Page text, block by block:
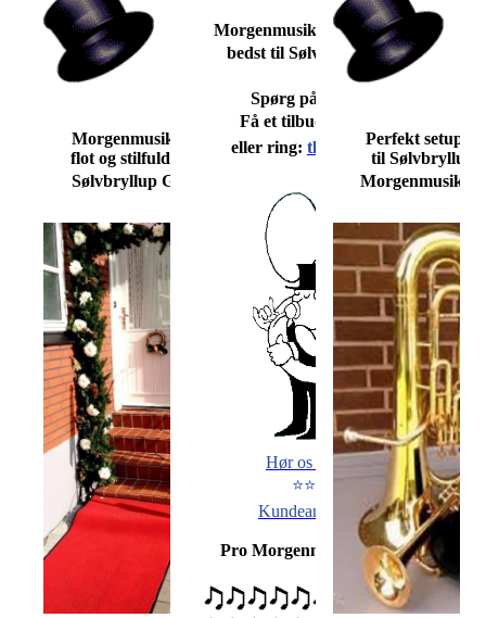
Morgenmusikere spiller festlig
flot og stilfuld morgenmusik til
Sølvbryllup Guldbryllup ❤️❤️
Morgenmusik i Ejlskov (Fyn)
bedst til Sølv-Guldbr. ❤️❤️
Spørg på en dato ...
Få et tilbud
eller ring: tlf. 26 46 46 90
Hør os spille her
⭐⭐⭐⭐⭐
Kundeanmeldelser
Pro Morgenmusik i Ejlskov
Perfekt setup til
til Sølvbryllup